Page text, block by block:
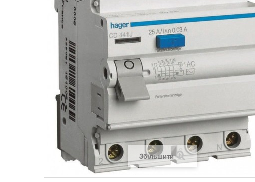
Legrand Valena Allure
Legrand Valena Classic
Legrand Valena Life
Збільшити